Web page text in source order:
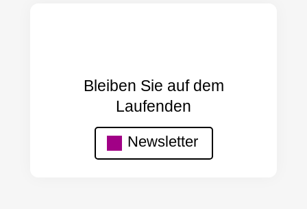
Bleiben Sie auf dem
Laufenden
Newsletter